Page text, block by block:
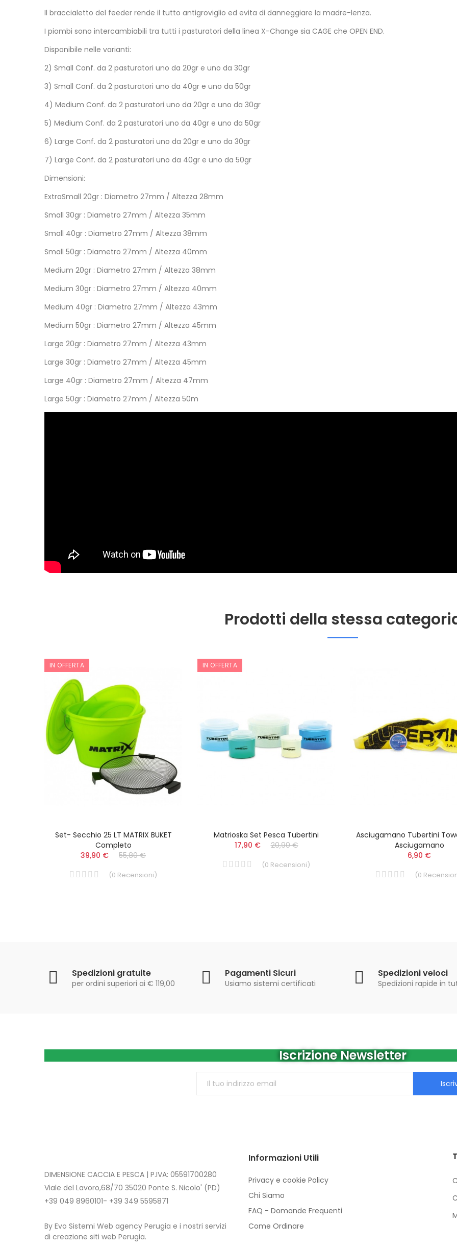
Il braccialetto del feeder rende il tutto antigroviglio ed evita di danneggiare la madre-lenza.
I piombi sono intercambiabili tra tutti i pasturatori della linea X-Change sia CAGE che OPEN END.
Disponibile nelle varianti:
2) Small Conf. da 2 pasturatori uno da 20gr e uno da 30gr
3) Small Conf. da 2 pasturatori uno da 40gr e uno da 50gr
4) Medium Conf. da 2 pasturatori uno da 20gr e uno da 30gr
5) Medium Conf. da 2 pasturatori uno da 40gr e uno da 50gr
6) Large Conf. da 2 pasturatori uno da 20gr e uno da 30gr
7) Large Conf. da 2 pasturatori uno da 40gr e uno da 50gr
Dimensioni:
ExtraSmall 20gr : Diametro 27mm / Altezza 28mm
Small 30gr : Diametro 27mm / Altezza 35mm
Small 40gr : Diametro 27mm / Altezza 38mm
Small 50gr : Diametro 27mm / Altezza 40mm
Medium 20gr : Diametro 27mm / Altezza 38mm
Medium 30gr : Diametro 27mm / Altezza 40mm
Medium 40gr : Diametro 27mm / Altezza 43mm
Medium 50gr : Diametro 27mm / Altezza 45mm
Large 20gr : Diametro 27mm / Altezza 43mm
Large 30gr : Diametro 27mm / Altezza 45mm
Large 40gr : Diametro 27mm / Altezza 47mm
Large 50gr : Diametro 27mm / Altezza 50m
Prodotti della stessa
IN OFFERTA
Set- Secchio 25 LT MATRIX BUKET
Completo
39,90 €
55,80 €
(0 Recensioni)
IN OFFERTA
Matrioska Set Pesca Tubertini
17,90 €
20,90 €
(0 Recensioni)
Asciugamano Tubertini
Asciugamano
6,90 €
(0
Spedizioni gratuite
per ordini superiori ai € 119,00
Pagamenti Sicuri
Usiamo sistemi certificati
Spedizioni veloci
Spedizioni rapide in
Iscrizione Newsletter
DIMENSIONE CACCIA E PESCA | P.IVA: 05591700280
Viale del Lavoro,68/70 35020 Ponte S. Nicolo' (PD)
+39 049 8960101- +39 349 5595871
By Evo Sistemi Web agency Perugia e i nostri servizi
di creazione siti web Perugia.
Informazioni Utili
Privacy e cookie Policy
Chi Siamo
FAQ - Domande Frequenti
Come Ordinare